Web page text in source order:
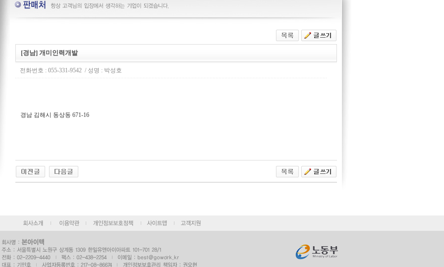
[경남] 개미인력개발
전화번호 : 055-331-9542 / 성명 : 박성호
경남 김해시 동상동 671-16